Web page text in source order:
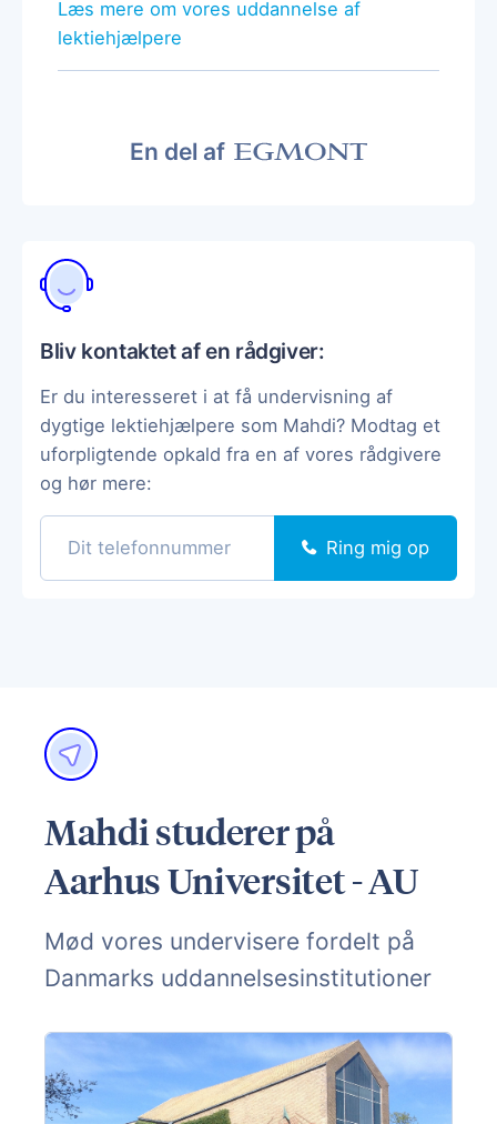
Læs mere om vores uddannelse af
lektiehjælpere
En del af
Bliv kontaktet af en rådgiver:
Er du interesseret i at få undervisning af
dygtige lektiehjælpere som Mahdi? Modtag et
uforpligtende opkald fra en af vores rådgivere
og hør mere:
Ring mig op
Mahdi studerer på
Aarhus Universitet - AU
Mød vores undervisere fordelt på
Danmarks uddannelsesinstitutioner